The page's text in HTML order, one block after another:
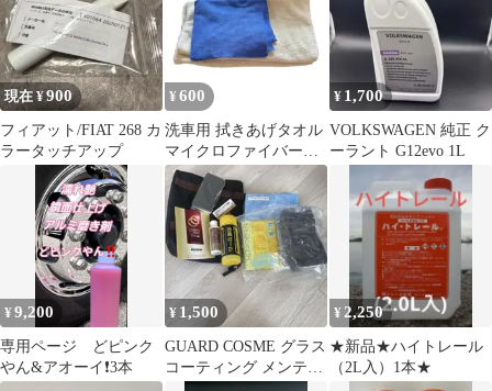
現在 ¥900
フィアット/FIAT 268 カ
ラータッチアップ
¥ 600
洗車用 拭きあげタオル
マイクロファイバーク
ロス 3枚セット
¥ 1,700
VOLKSWAGEN 純正 ク
ーラント G12evo 1L
¥9,200
専用ページ どピンク
やん&アオーイ❗3本
¥ 1,500
GUARD COSME グラス
コーティング メンテナ
¥ 2,250
★新品★ハイトレール
（2L入）1本★